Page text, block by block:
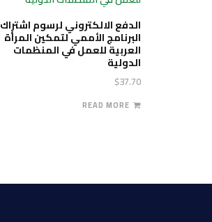
الدفع الالكتروني لرسوم اشتراك
البرنامج الأممي لتمكين المرأة
العربية للعمل في المنظمات
الدولية
$37.70
READ MORE